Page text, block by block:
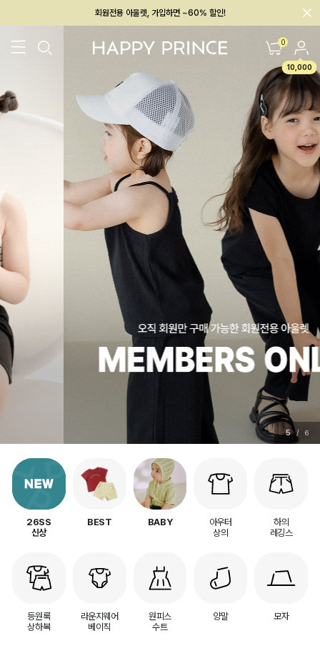
회원전용 아울렛, 가입하면 ~60% 할인!
멤버십 최대 28,000원 혜택 0
10,000
BABY[6~12M] 하의/레깅스
5 / 6
26SS
신상
BEST BABY
아우터
상의
하의
레깅스
등원룩
상하복
라운지웨어
베이직
원피스
수트
양말 모자